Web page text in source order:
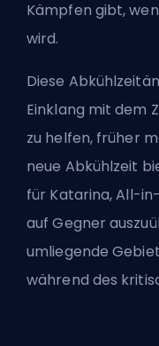
Kämpfen gibt,
wird.
Diese
Einklang mit dem
zu helfen, früher
neue Abkühlzeit
für Katarina, All-
auf Gegner
umliegende
während des